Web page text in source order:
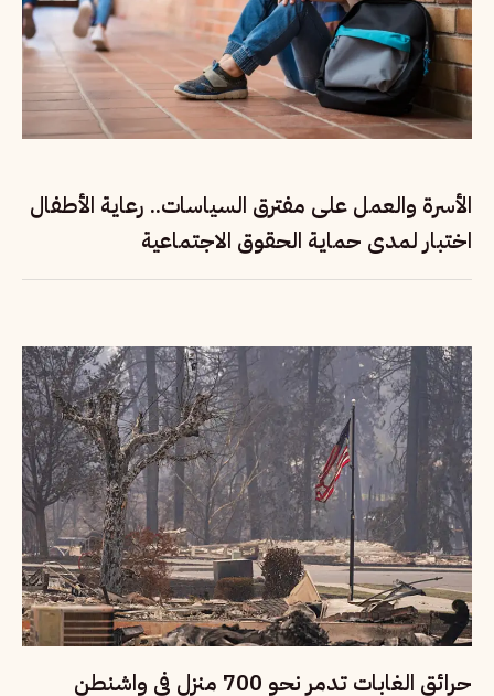
الأسرة والعمل على مفترق السياسات.. رعاية الأطفال
اختبار لمدى حماية الحقوق الاجتماعية
حرائق الغابات تدمر نحو 700 منزل في واشنطن